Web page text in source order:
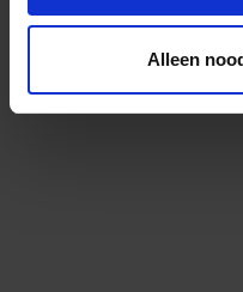
Alleen